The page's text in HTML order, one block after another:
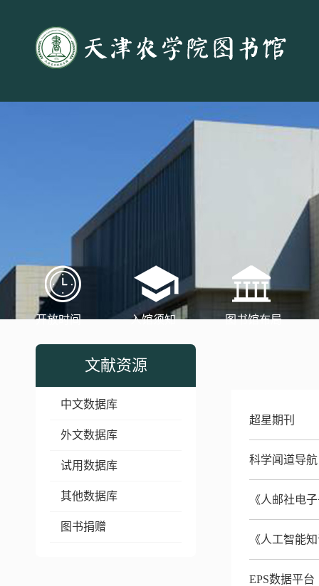
开放时间 入馆须知 图书馆布局
文献资源
中文数据库
外文数据库
试用数据库
其他数据库
图书捐赠
超星期刊
科学闻道导航
《人邮社电
《人工智能
EPS数据平台